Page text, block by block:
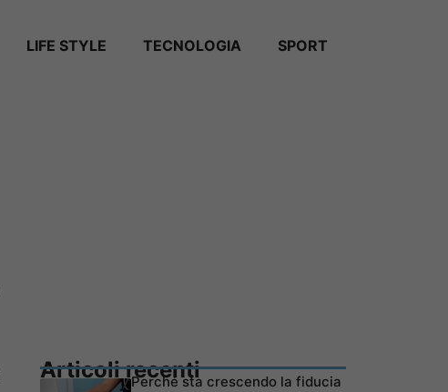
LIFE STYLE TECNOLOGIA SPORT
Articoli recentiPerché sta crescendo la fiducia